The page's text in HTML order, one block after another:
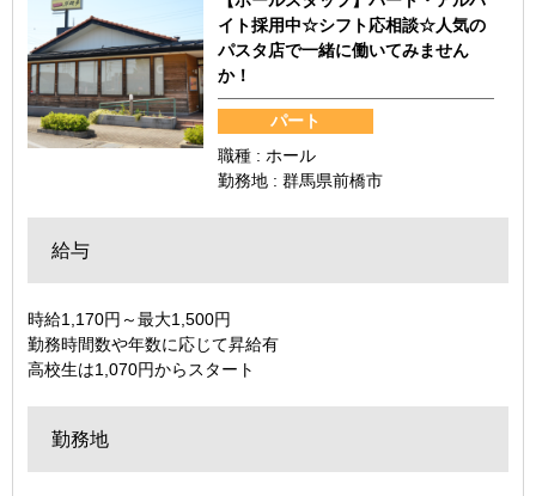
イト採用中☆シフト応相談☆人気の
パスタ店で一緒に働いてみません
か！
パート
職種 : ホール
勤務地 : 群馬県前橋市
給与
時給1,170円～最大1,500円
勤務時間数や年数に応じて昇給有
高校生は1,070円からスタート
勤務地